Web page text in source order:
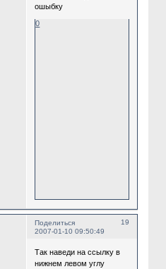
ошыбку
0
Поделиться
19
2007-01-10 09:50:49
Так наведи на ссылку в
нижнем левом углу